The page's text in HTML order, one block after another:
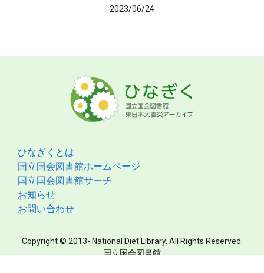
2023/06/24
ひなぎくとは
国立国会図書館ホームページ
国立国会図書館サーチ
お知らせ
お問い合わせ
Copyright © 2013- National Diet Library. All Rights Reserved.